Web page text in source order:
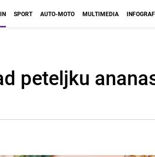
SPORT AUTO-MOTO MULTIMEDIA
peteljku